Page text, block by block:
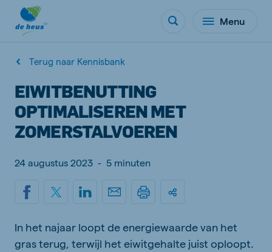
Menu
Terug naar Kennisbank
EIWITBENUTTING
OPTIMALISEREN MET
ZOMERSTALVOEREN
24 augustus 2023 - 5 minuten
In het najaar loopt de energiewaarde van het
gras terug, terwijl het eiwitgehalte juist oploopt.